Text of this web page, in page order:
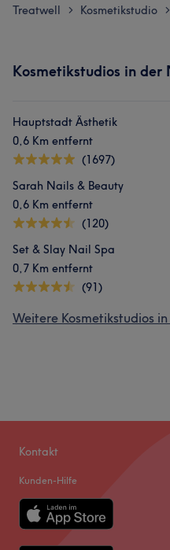
Treatwell > Kosmetikstudio >
Kosmetikstudios in der
Hauptstadt Ästhetik
0,6 Km entfernt
(1697)
Sarah Nails & Beauty
0,6 Km entfernt
(120)
Set & Slay Nail Spa
0,7 Km entfernt
(91)
Weitere Kosmetikstudios
Kontakt
Kunden-Hilfe